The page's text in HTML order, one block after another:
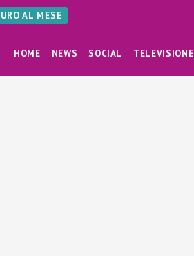
AL MESE
HOME NEWS SOCIAL TELEVISIONE